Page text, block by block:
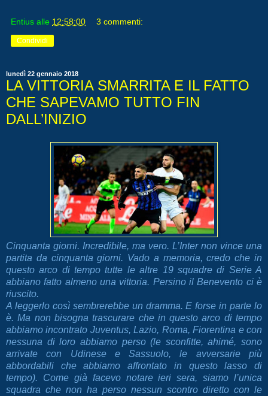
Entius alle 12:58:00 3 commenti:
Condividi
lunedì 22 gennaio 2018
LA VITTORIA SMARRITA E IL FATTO
CHE SAPEVAMO TUTTO FIN
DALL’INIZIO
Cinquanta giorni. Incredibile, ma vero. L’Inter non vince una
partita da cinquanta giorni. Vado a memoria, credo che in
questo arco di tempo tutte le altre 19 squadre di Serie A
abbiano fatto almeno una vittoria. Persino il Benevento ci è
riuscito.
A leggerlo così sembrerebbe un dramma. E forse in parte lo
è. Ma non bisogna trascurare che in questo arco di tempo
abbiamo incontrato Juventus, Lazio, Roma, Fiorentina e con
nessuna di loro abbiamo perso (le sconfitte, ahimé, sono
arrivate con Udinese e Sassuolo, le avversarie più
abbordabili che abbiamo affrontato in questo lasso di
tempo). Come già facevo notare ieri sera, siamo l’unica
squadra che non ha perso nessun scontro diretto con le